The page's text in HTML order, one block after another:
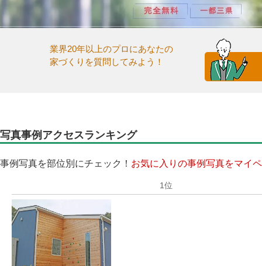
業界20年以上のプロにあなたの
家づくりを質問してみよう！
写真事例アクセスランキング
事例写真を部位別にチェック！ お気に入りの事例写真をマイ